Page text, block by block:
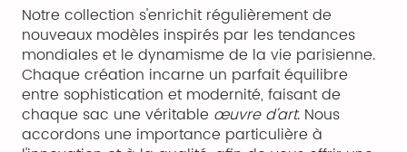
Notre collection s'enrichit régulièrement de
nouveaux modèles inspirés par les tendances
mondiales et le dynamisme de la vie parisienne.
Chaque création incarne un parfait équilibre
entre sophistication et modernité, faisant de
chaque sac une véritable œuvre d'art. Nous
accordons une importance particulière à